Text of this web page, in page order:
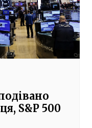
S&P 500